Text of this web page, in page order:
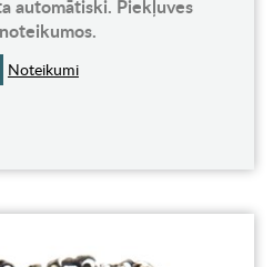
automātiski. Piekļuves
Noteikumi